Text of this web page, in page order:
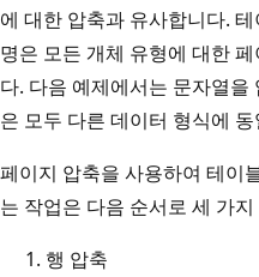
에 대한 압축과 유사합니다.
명은 모든 개체 유형에 대한
다. 다음 예제에서는 문자열
은 모두 다른 데이터 형식에
페이지 압축을 사용하여 테이
는 작업은 다음 순서로 세 가
행 압축